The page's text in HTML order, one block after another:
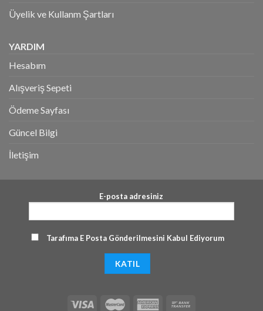
Üyelik ve Kullanm Şartları
YARDIM
Hesabım
Alışveriş Sepeti
Ödeme Sayfası
Güncel Bilgi
İletişim
E-posta adresiniz
Tarafıma E Posta Gönderilmesini Kabul Ediyorum